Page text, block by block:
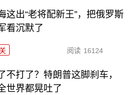
这出“老将配新王”，把俄罗斯
看沉默了
阅读 16124
不打了？特朗普这脚刹车，
世界都晃吐了